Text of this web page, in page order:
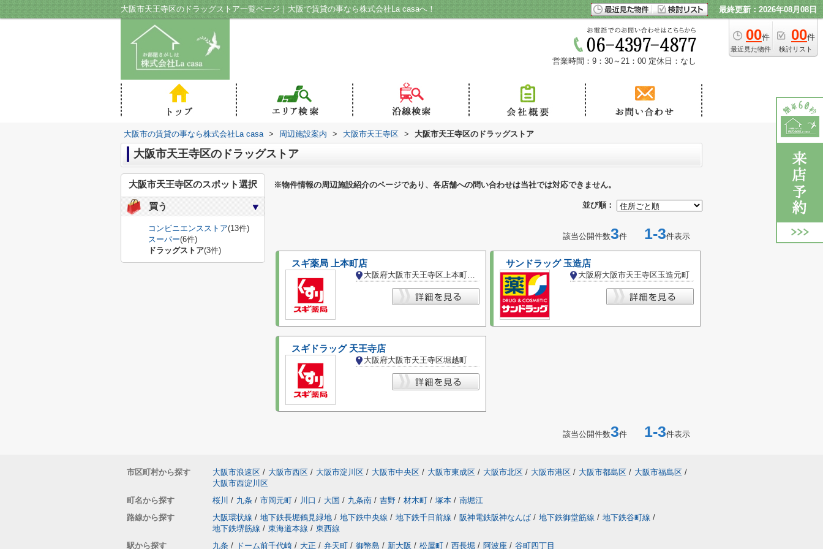
大阪市天王寺区のドラッグストア一覧ページ｜大阪で賃貸の事なら株式会社La casaへ！ 最終更新：2026年08月08日
00件
最近見た物件
00件
検討リスト
営業時間：9：30～21：00 定休日：なし
大阪市の賃貸の事なら株式会社La casa > 周辺施設案内 > 大阪市天王寺区 > 大阪市天王寺区のドラッグストア
大阪市天王寺区のドラッグストア
※物件情報の周辺施設紹介のページであり、各店舗への問い合わせは当社では対応できません。
並び順：
該当公開件数3件 1-3件表示
スギ薬局 上本町店
大阪府大阪市天王寺区上本町６丁目
サンドラッグ 玉造店
大阪府大阪市天王寺区玉造元町
スギドラッグ 天王寺店
大阪府大阪市天王寺区堀越町
該当公開件数3件 1-3件表示
大阪市天王寺区のスポット選択
買う
コンビニエンスストア(13件)
スーパー(6件)
ドラッグストア(3件)
市区町村から探す 大阪市浪速区 / 大阪市西区 / 大阪市淀川区 / 大阪市中央区 / 大阪市東成区 / 大阪市北区 / 大阪市港区 / 大阪市都島区 / 大阪市福島区 /
大阪市西淀川区
町名から探す
桜川 / 九条 / 市岡元町 / 川口 / 大国 / 九条南 / 吉野 / 材木町 / 塚本 / 南堀江
路線から探す
大阪環状線 / 地下鉄長堀鶴見緑地 / 地下鉄中央線 / 地下鉄千日前線 / 阪神電鉄阪神なんば / 地下鉄御堂筋線 / 地下鉄谷町線 /
地下鉄堺筋線 / 東海道本線 / 東西線
駅から探す
九条 / ドーム前千代崎 / 大正 / 弁天町 / 御幣島 / 新大阪 / 松屋町 / 西長堀 / 阿波座 / 谷町四丁目